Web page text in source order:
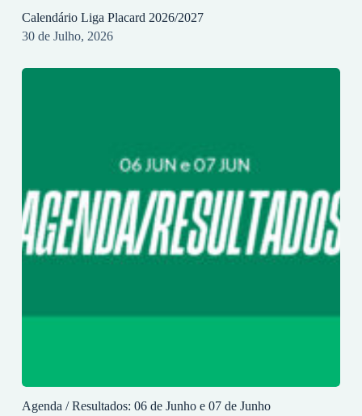
Calendário Liga Placard 2026/2027
30 de Julho, 2026
Agenda / Resultados: 06 de Junho e 07 de Junho